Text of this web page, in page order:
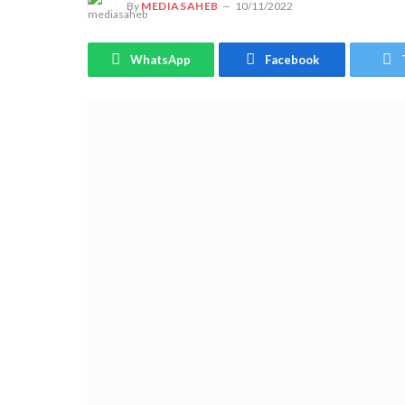
By MEDIASAHEB 10/11/2022
WhatsApp Facebook